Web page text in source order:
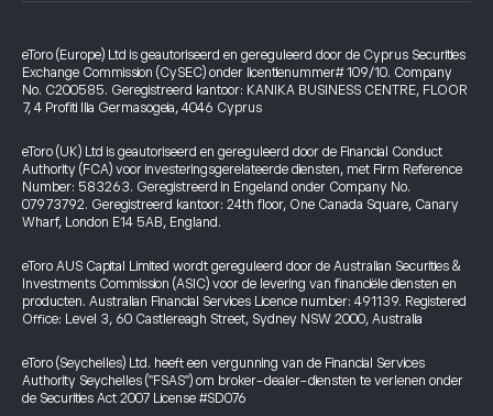
eToro (Europe) Ltd is geautoriseerd en gereguleerd door de Cyprus Securities
Exchange Commission (CySEC) onder licentienummer# 109/10. Company
No. C200585. Geregistreerd kantoor: KANIKA BUSINESS CENTRE, FLOOR
7, 4 Profiti Ilia Germasogeia, 4046 Cyprus
eToro (UK) Ltd is geautoriseerd en gereguleerd door de Financial Conduct
Authority (FCA) voor investeringsgerelateerde diensten, met Firm Reference
Number: 583263. Geregistreerd in Engeland onder Company No.
07973792. Geregistreerd kantoor: 24th floor, One Canada Square, Canary
Wharf, London E14 5AB, England.
eToro AUS Capital Limited wordt gereguleerd door de Australian Securities &
Investments Commission (ASIC) voor de levering van financiële diensten en
producten. Australian Financial Services Licence number: 491139. Registered
Office: Level 3, 60 Castlereagh Street, Sydney NSW 2000, Australia
eToro (Seychelles) Ltd. heeft een vergunning van de Financial Services
Authority Seychelles ("FSAS") om broker-dealer-diensten te verlenen onder
de Securities Act 2007 License #SD076